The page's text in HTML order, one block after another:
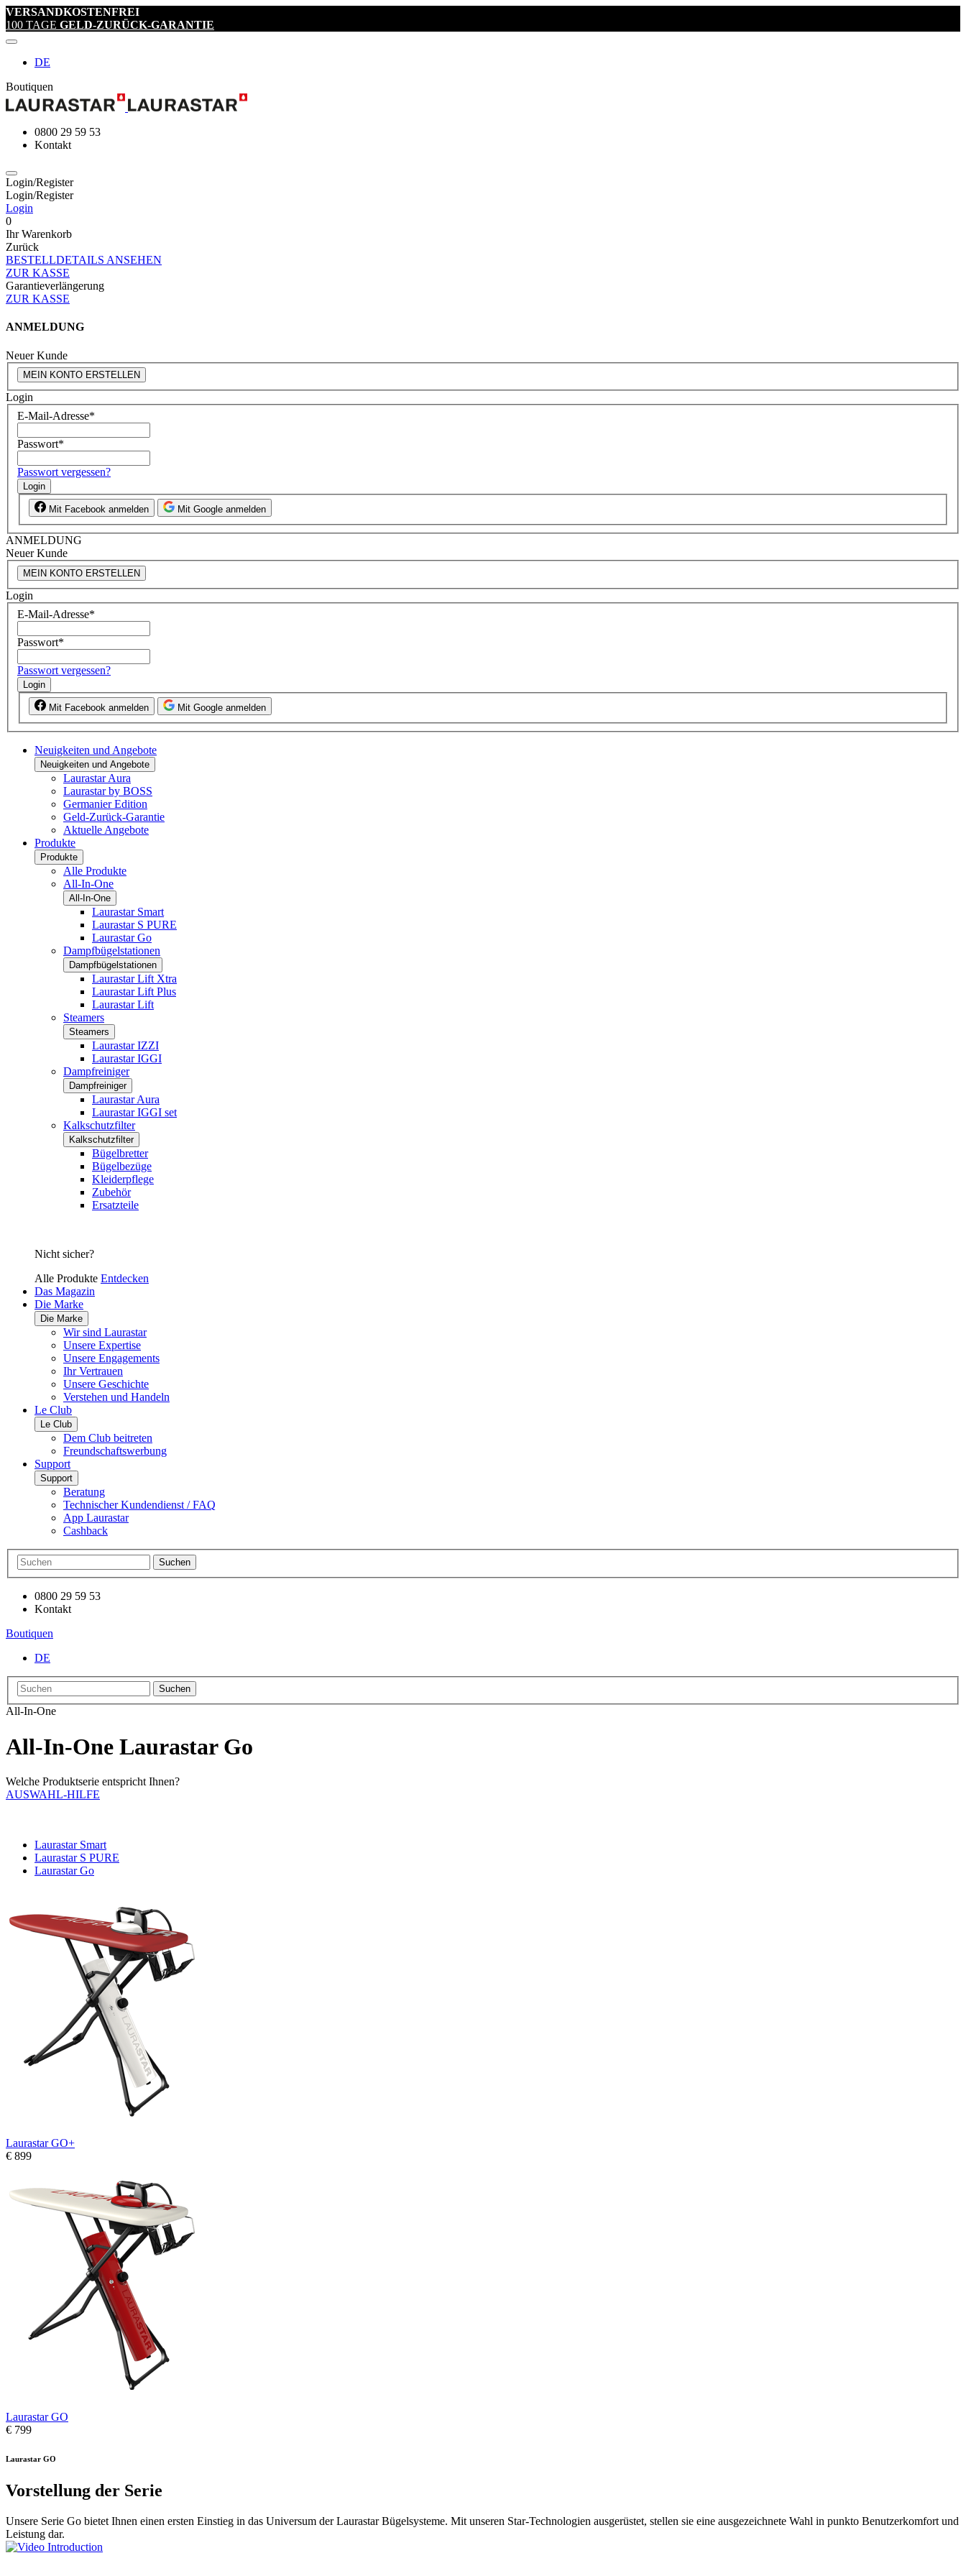
VERSANDKOSTENFREI
100 TAGE GELD-ZURÜCK-GARANTIE
DE
Boutiquen
0800 29 59 53
Kontakt
Login/Register
Login/Register
Login
0
Ihr Warenkorb
Zurück
BESTELLDETAILS ANSEHEN
ZUR KASSE
Garantieverlängerung
ZUR KASSE
ANMELDUNG
Neuer Kunde
MEIN KONTO ERSTELLEN
Login
E-Mail-Adresse*
Passwort*
Passwort vergessen?
Login
Mit Facebook anmelden Mit Google anmelden
ANMELDUNG
Neuer Kunde
MEIN KONTO ERSTELLEN
Login
E-Mail-Adresse*
Passwort*
Passwort vergessen?
Login
Mit Facebook anmelden Mit Google anmelden
Neuigkeiten und Angebote
Neuigkeiten und Angebote
Laurastar Aura
Laurastar by BOSS
Germanier Edition
Geld-Zurück-Garantie
Aktuelle Angebote
Produkte
Produkte
Alle Produkte
All-In-One
All-In-One
Laurastar Smart
Laurastar S PURE
Laurastar Go
Dampfbügelstationen
Dampfbügelstationen
Laurastar Lift Xtra
Laurastar Lift Plus
Laurastar Lift
Steamers
Steamers
Laurastar IZZI
Laurastar IGGI
Dampfreiniger
Dampfreiniger
Laurastar Aura
Laurastar IGGI set
Kalkschutzfilter
Kalkschutzfilter
Bügelbretter
Bügelbezüge
Kleiderpflege
Zubehör
Ersatzteile
Nicht sicher?
Alle Produkte Entdecken
Das Magazin
Die Marke
Die Marke
Wir sind Laurastar
Unsere Expertise
Unsere Engagements
Ihr Vertrauen
Unsere Geschichte
Verstehen und Handeln
Le Club
Le Club
Dem Club beitreten
Freundschaftswerbung
Support
Support
Beratung
Technischer Kundendienst / FAQ
App Laurastar
Cashback
Suchen
0800 29 59 53
Kontakt
Boutiquen
DE
Suchen
All-In-One
All-In-One Laurastar Go
Welche Produktserie entspricht Ihnen?
AUSWAHL-HILFE
Laurastar Smart
Laurastar S PURE
Laurastar Go
Laurastar GO+
€ 899
Laurastar GO
€ 799
Laurastar GO
Vorstellung der Serie
Unsere Serie Go bietet Ihnen einen ersten Einstieg in das Universum der Laurastar Bügelsysteme. Mit unseren Star-Technologien ausgerüstet, stellen sie eine ausgezeichnete Wahl in punkto Benutzerkomfort und
Leistung dar.